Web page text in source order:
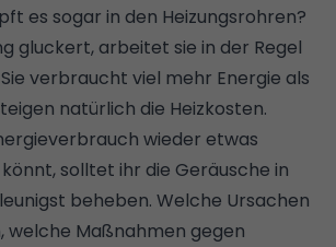
es sogar in den Heizungsrohren?
gluckert, arbeitet sie in der Regel
verbraucht viel mehr Energie als
natürlich die Heizkosten.
wieder etwas
solltet ihr die Geräusche in
beheben. Welche Ursachen
welche Maßnahmen gegen